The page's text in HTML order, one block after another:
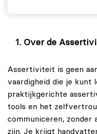
Over de
Assertiviteit is geen
vaardigheid die je kunt
praktijkgerichte
tools en het
communiceren, zonder
zijn. Je krijgt